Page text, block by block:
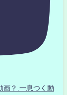
？.一息つく動